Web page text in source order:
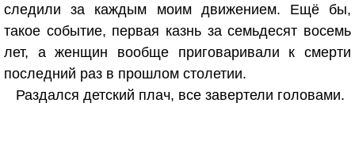
следили за каждым моим движением. Ещё бы,
такое событие, первая казнь за семьдесят восемь
лет, а женщин вообще приговаривали к смерти
последний раз в прошлом столетии.
Раздался детский плач, все завертели головами.